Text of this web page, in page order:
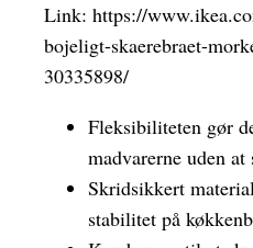
Link: https://
bojeligt-skaerebraet-
30335898/
Fleksibiliteten gør
madvarerne uden at
Skridsikkert
stabilitet på